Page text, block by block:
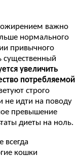
ожирением важно
нормального
привычного
существенный
увеличить
потребляемой
строго
не идти на поводу
превышение
диеты на ноль.
всегда
кошки